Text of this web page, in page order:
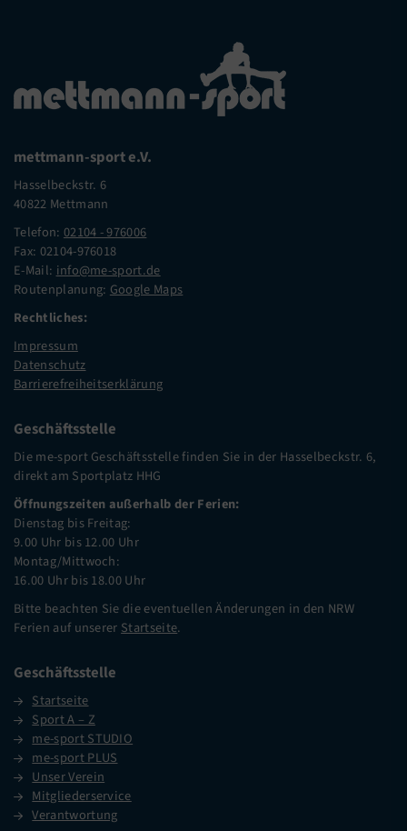
mettmann-sport e.V.
Hasselbeckstr. 6
40822 Mettmann
Telefon: 02104 - 976006
Fax: 02104-976018
E-Mail: info@me-sport.de
Routenplanung: Google Maps
Rechtliches:
Impressum
Datenschutz
Barrierefreiheitserklärung
Geschäftsstelle
Die me-sport Geschäftsstelle finden Sie in der Hasselbeckstr. 6,
direkt am Sportplatz HHG
Öffnungszeiten außerhalb der Ferien:
Dienstag bis Freitag:
9.00 Uhr bis 12.00 Uhr
Montag/Mittwoch:
16.00 Uhr bis 18.00 Uhr
Bitte beachten Sie die eventuellen Änderungen in den NRW
Ferien auf unserer Startseite.
Geschäftsstelle
Startseite
Sport A – Z
me-sport STUDIO
me-sport PLUS
Unser Verein
Mitgliederservice
Verantwortung